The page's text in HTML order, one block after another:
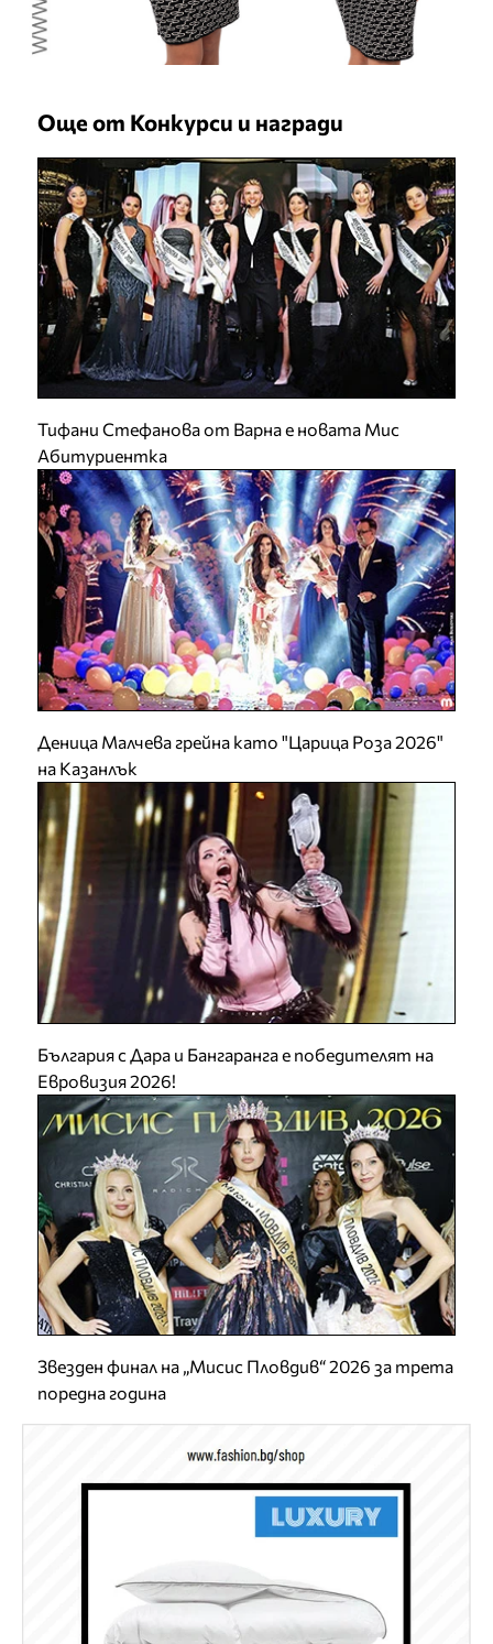
Още от Конкурси и награди
Тифани Стефанова от Варна е новата Мис
Абитуриентка
Деница Малчева грейна като "Царица Роза 2026"
на Казанлък
България с Дара и Бангаранга е победителят на
Евровизия 2026!
Звезден финал на „Мисис Пловдив“ 2026 за трета
поредна година